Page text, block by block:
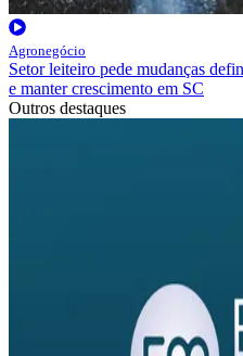
Agronegócio
Setor leiteiro pede mudanças
e manter crescimento em SC
Outros destaques